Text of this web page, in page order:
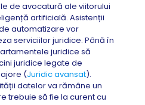
de avocatură ale viitorului
artificială. Asistenții
automatizare vor
serviciilor juridice. Până în
juridice să
juridice legate de
(Juridic avansat).
datelor va rămâne un
trebuie să fie la curent cu